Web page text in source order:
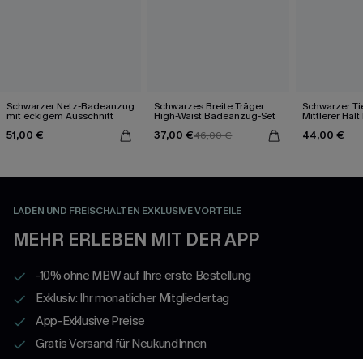
Schwarzer Netz-Badeanzug
mit eckigem Ausschnitt
51,00 €
Schwarzes Breite Träger
High-Waist Badeanzug-Set
37,00 €46,00 €
Schwarzer
Mittlerer Halt
44,00 €
LADEN UND FREISCHALTEN EXKLUSIVE VORTEILE
MEHR ERLEBEN MIT DER APP
-10% ohne MBW auf Ihre erste Bestellung
Exklusiv: Ihr monatlicher Mitgliedertag
App-Exklusive Preise
Gratis Versand für NeukundInnen